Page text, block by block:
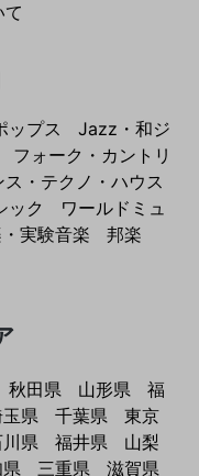
ップス
Jazz・和ジ
フォーク・カントリ
ス・テクノ・ハウス
ック
ワールドミュ
実験音楽 邦楽
秋田県 山形県
福
県 千葉県
東京
県 福井県
山梨
三重県 滋賀県